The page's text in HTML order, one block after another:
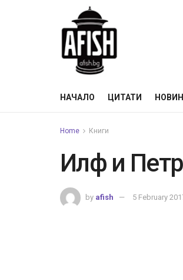
НАЧАЛО ЦИТАТИ
Home Книги
Илф и
by afish 5 February